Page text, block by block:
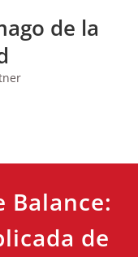
de la
Balance:
de